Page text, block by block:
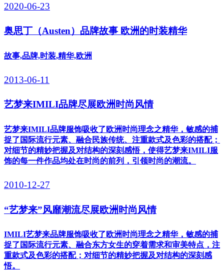
2020-06-23
奥思丁（Austen）品牌故事 欧洲的时装精华
故事,品牌,时装,精华,欧洲
2013-06-11
艺梦来IMILI品牌尽展欧洲时尚风情
艺梦来IMILI品牌服饰吸收了欧洲时尚理念之精华，敏感的捕
捉了国际流行元素、融合民族传统、注重款式及色彩的搭配；
对细节的精妙把握及对结构的深刻感悟，使得艺梦来IMILI服
饰的每一件作品均处在时尚的前列，引领时尚的潮流。
2010-12-27
“艺梦来”风靡潮流尽展欧洲时尚风情
IMILI艺梦来品牌服饰吸收了欧洲时尚理念之精华，敏感的捕
捉了国际流行元素、融合东方女生的穿着需求和审美特点，注
重款式及色彩的搭配；对细节的精妙把握及对结构的深刻感
悟。